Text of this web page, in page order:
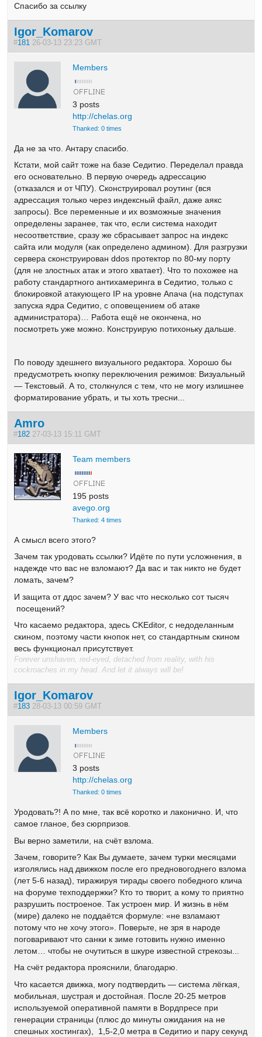
Спасибо за ссылку
Igor_Komarov
#181 26-03-13 23:23 GMT
Members
3 posts
http://chelas.org
Thanked: 0 times
Да не за что. Антару спасибо.
Кстати, мой сайт тоже на базе Седитио. Переделал правда
его основательно. В первую очередь адрессацию
(отказался и от ЧПУ). Сконструировал роутинг (вся
адрессация только через индексный файл, даже аякс
запросы). Все переменные и их возможные значения
определены заранее, так что, если система находит
несоответствие, сразу же сбрасывает запрос на индекс
сайта или модуля (как определено админом). Для разгрузки
сервера сконструирован ddos протектор по 80-му порту
(для не злостных атак и этого хватает). Что то похожее на
работу стандартного антихамеринга в Седитио, только с
блокировкой атакующего IP на уровне Апача (на подступах
запуска ядра Седитио, с оповещением об атаке
администратора)… Работа ещё не окончена, но
посмотреть уже можно. Конструирую потихоньку дальше.
По поводу здешнего визуального редактора. Хорошо бы
предусмотреть кнопку переключения режимов: Визуальный
— Текстовый. А то, столкнулся с тем, что не могу излишнее
форматирование убрать, и ты хоть тресни...
Amro
#182 27-03-13 15:11 GMT
Team members
195 posts
avego.org
Thanked: 4 times
А смысл всего этого?
Зачем так уродовать ссылки? Идёте по пути усложнения, в
надежде что вас не взломают? Да вас и так никто не будет
ломать, зачем?
И защита от ддос зачем? У вас что несколько сот тысяч
посещений?
Что касаемо редактора, здесь CKEditor, с недоделанным
скином, поэтому части кнопок нет, со стандартным скином
весь функционал присутствует.
Forever unshaven, red-eyed, detached from reality, with his
cockroaches in my head. And let it always will be!
Igor_Komarov
#183 28-03-13 00:59 GMT
Members
3 posts
http://chelas.org
Thanked: 0 times
Уродовать?! А по мне, так всё коротко и лаконично. И, что
самое гланое, без сюрпризов.
Вы верно заметили, на счёт взлома.
Зачем, говорите? Как Вы думаете, зачем турки месяцами
изголялись над движком после его предновогоднего взлома
(лет 5-6 назад), тиражируя тирады своего победного клича
на форуме техподдержки? Кто то творит, а кому то приятно
разрушить построеное. Так устроен мир. И жизнь в нём
(мире) далеко не поддаётся формуле: «не взламают
потому что не хочу этого». Поверьте, не зря в народе
поговаривают что санки к зиме готовить нужно именно
летом… чтобы не очутиться в шкуре известной стрекозы...
На счёт редактора прояснили, благодарю.
Что касается движка, могу подтвердить — система лёгкая,
мобильная, шустрая и достойная. После 20-25 метров
используемой оперативной памяти в Вордпресе при
генерации страницы (плюс до минуты ожидания на не
спешных хостингах), 1,5-2,0 метра в Седитио и пару секунд